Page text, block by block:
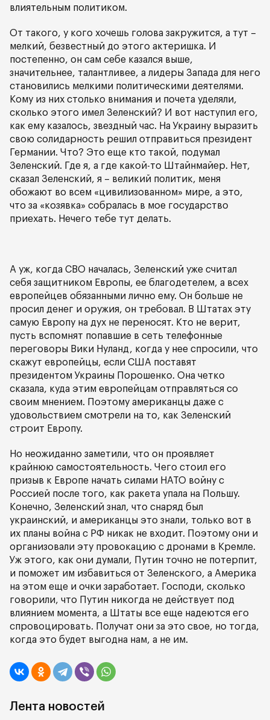
влиятельным политиком.
От такого, у кого хочешь голова закружится, а тут –
мелкий, безвестный до этого актеришка. И
постепенно, он сам себе казался выше,
значительнее, талантливее, а лидеры Запада для него
становились мелкими политическими деятелями.
Кому из них столько внимания и почета уделяли,
сколько этого имел Зеленский? И вот наступил его,
как ему казалось, звездный час. На Украину выразить
свою солидарность решил отправиться президент
Германии. Что? Это еще кто такой, подумал
Зеленский. Где я, а где какой-то Штайнмайер. Нет,
сказал Зеленский, я – великий политик, меня
обожают во всем «цивилизованном» мире, а это,
что за «козявка» собралась в мое государство
приехать. Нечего тебе тут делать.
А уж, когда СВО началась, Зеленский уже считал
себя защитником Европы, ее благодетелем, а всех
европейцев обязанными лично ему. Он больше не
просил денег и оружия, он требовал. В Штатах эту
самую Европу на дух не переносят. Кто не верит,
пусть вспомнят попавшие в сеть телефонные
переговоры Вики Нуланд, когда у нее спросили, что
скажут европейцы, если США поставят
президентом Украины Порошенко. Она четко
сказала, куда этим европейцам отправляться со
своим мнением. Поэтому американцы даже с
удовольствием смотрели на то, как Зеленский
строит Европу.
Но неожиданно заметили, что он проявляет
крайнюю самостоятельность. Чего стоил его
призыв к Европе начать силами НАТО войну с
Россией после того, как ракета упала на Польшу.
Конечно, Зеленский знал, что снаряд был
украинский, и американцы это знали, только вот в
их планы война с РФ никак не входит. Поэтому они и
организовали эту провокацию с дронами в Кремле.
Уж этого, как они думали, Путин точно не потерпит,
и поможет им избавиться от Зеленского, а Америка
на этом еще и очки заработает. Господи, сколько
говорили, что Путин никогда не действует под
влиянием момента, а Штаты все еще надеются его
спровоцировать. Получат они за это свое, но тогда,
когда это будет выгодна нам, а не им.
Лента новостей